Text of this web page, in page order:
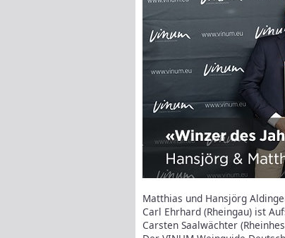
Matthias und Hansjörg
Carl Ehrhard (Rheingau) ist
Carsten Saalwächter